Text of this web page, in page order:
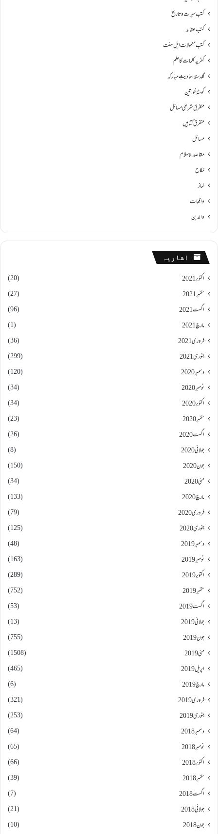
کتب سیرت و تاریخ
کتب عقائد
کتب معمولات اہل سنت
کفریہ کلمات کا علم
گلدستۂ احادیثِ مبارکہ
گوشۂ خواتین
متفرق شرعی مسائل
متفرق کتابیں
مسائل
مقاصد الاسلام
نکاح
نماز
واقعات
والدین
اشاریہ
اکتوبر 2021
(20)
ستمبر 2021
(27)
اگست 2021
(96)
مارچ 2021
(1)
فروری 2021
(36)
جنوری 2021
(299)
دسمبر 2020
(120)
نومبر 2020
(34)
اکتوبر 2020
(34)
ستمبر 2020
(23)
اگست 2020
(26)
جولائی 2020
(8)
جون 2020
(150)
مئی 2020
(34)
مارچ 2020
(133)
فروری 2020
(79)
جنوری 2020
(125)
دسمبر 2019
(48)
نومبر 2019
(163)
اکتوبر 2019
(289)
ستمبر 2019
(752)
اگست 2019
(53)
جولائی 2019
(13)
جون 2019
(755)
مئی 2019
(1508)
اپریل 2019
(465)
مارچ 2019
(6)
فروری 2019
(321)
جنوری 2019
(253)
دسمبر 2018
(64)
نومبر 2018
(65)
اکتوبر 2018
(66)
ستمبر 2018
(39)
اگست 2018
(7)
جولائی 2018
(21)
جون 2018
(10)